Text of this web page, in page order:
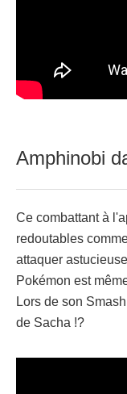
Amphinobi
Ce combattant à
redoutables
attaquer
Pokémon est
Lors de son
de Sacha !?